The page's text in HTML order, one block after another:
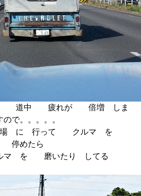
、 道中 疲れが 倍増 しま
ので。。。。。
場 に 行って クルマ を
停めたら
マ を 磨いたり してる